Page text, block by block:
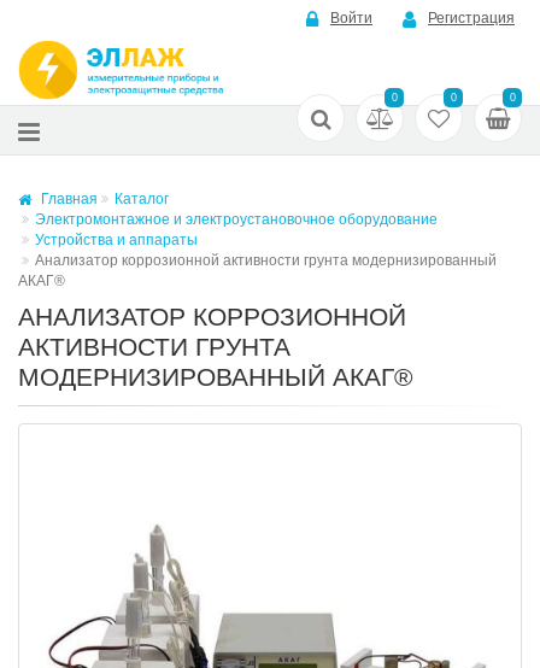
Войти Регистрация
0 0 0
Главная
Каталог
Электромонтажное и электроустановочное оборудование
Устройства и аппараты
Анализатор коррозионной активности грунта модернизированный
АКАГ®
АНАЛИЗАТОР КОРРОЗИОННОЙ
АКТИВНОСТИ ГРУНТА
МОДЕРНИЗИРОВАННЫЙ АКАГ®